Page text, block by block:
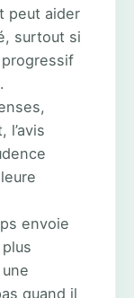
peut aider
surtout si
progressif
l’avis
envoie
quand il